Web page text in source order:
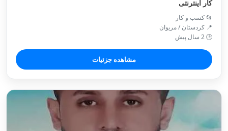
کار اینترنتی
📂 کسب و کار
📍 کردستان / مريوان
🕒 2 سال پیش
مشاهده جزئیات